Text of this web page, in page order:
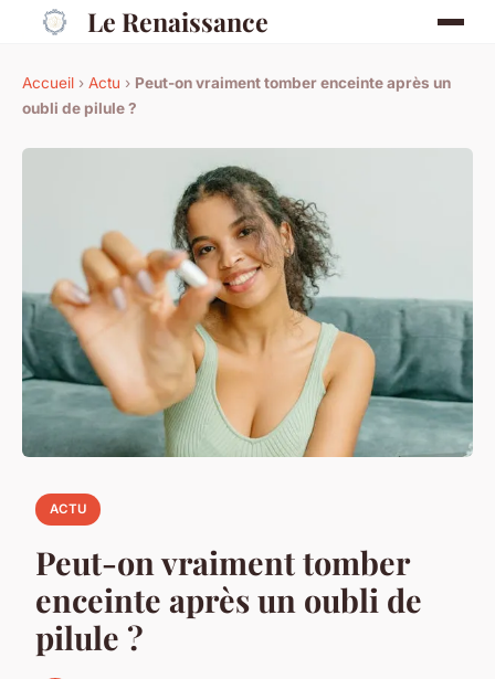
Le Renaissance
Accueil › Actu › Peut-on vraiment tomber enceinte après un
oubli de pilule ?
ACTU
Peut-on vraiment tomber
enceinte après un oubli de
pilule ?